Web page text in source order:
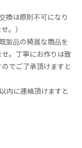
換は原則不可になり
。）
製品の綺麗な商品を
。丁寧にお作りは致
でご了承頂けますと
内に連絡頂けますと